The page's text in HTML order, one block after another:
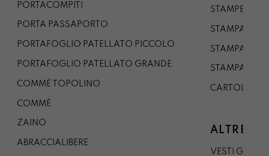
PORTACOMPITI
PORTA PASSAPORTO
PORTAFOGLIO PATELLATO PICCOLO
PORTAFOGLIO PATELLATO GRANDE
COMMÉ TOPOLINO
COMMÉ
ZAINO
ABRACCIALIBERE
STAMPE A5
STAMPA A3
STAMPA A1
STAMPA A0
CARTOLINA
ALTRE
VESTI